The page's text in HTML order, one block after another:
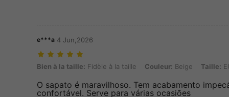
e***a 4 Jun,2026
Bien à la taille: Fidèle à la taille, Couleur: Beige, Taille: EUR22
Bien à la taille: Fidèle à la taille Couleur: Beige Taille:
O sapato é maravilhoso. Tem acabamento
confortável. Serve para várias ocasiões